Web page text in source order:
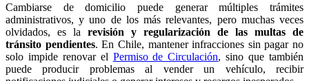
Cambiarse de domicilio puede generar múltiples trámites
administrativos, y uno de los más relevantes, pero muchas veces
olvidados, es la revisión y regularización de las multas de
tránsito pendientes. En Chile, mantener infracciones sin pagar no
solo impide renovar el Permiso de Circulación, sino que también
puede producir problemas al vender un vehículo, recibir